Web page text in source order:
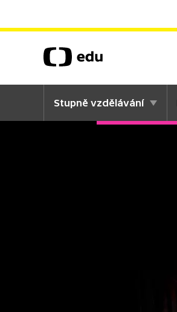
Stupně vzdělávání